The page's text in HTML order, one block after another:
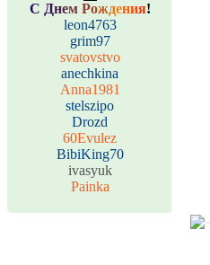
С Днем Рождения!
leon4763
grim97
svatovstvo
anechkina
Anna1981
stelszipo
Drozd
60Evulez
BibiKing70
ivasyuk
Painka